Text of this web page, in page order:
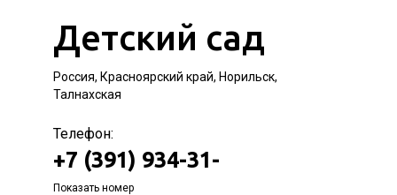
Детский сад
Россия, Красноярский край, Норильск,
Талнахская
Телефон:
+7 (391) 934-31-
Показать номер